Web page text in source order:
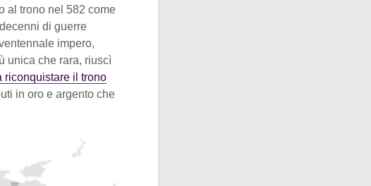
al trono nel 582 come
di guerre
impero,
unica che rara, riuscì
riconquistare il trono
in oro e argento che